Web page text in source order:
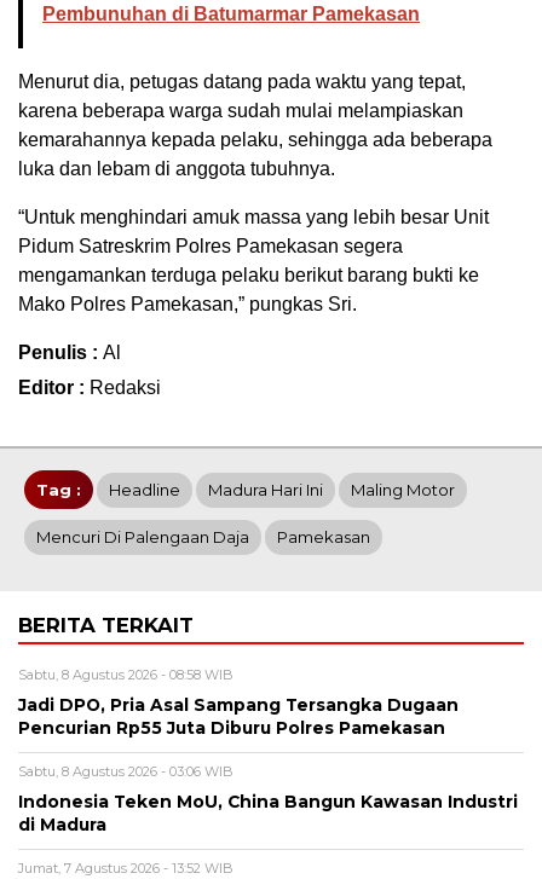
Pembunuhan di Batumarmar Pamekasan
Menurut dia, petugas datang pada waktu yang tepat,
karena beberapa warga sudah mulai melampiaskan
kemarahannya kepada pelaku, sehingga ada beberapa
luka dan lebam di anggota tubuhnya.
“Untuk menghindari amuk massa yang lebih besar Unit
Pidum Satreskrim Polres Pamekasan segera
mengamankan terduga pelaku berikut barang bukti ke
Mako Polres Pamekasan,” pungkas Sri.
Penulis : Al
Editor : Redaksi
Tag : Headline Madura Hari Ini Maling Motor
Mencuri Di Palengaan Daja Pamekasan
BERITA TERKAIT
Sabtu, 8 Agustus 2026 - 08:58 WIB
Jadi DPO, Pria Asal Sampang Tersangka Dugaan
Pencurian Rp55 Juta Diburu Polres Pamekasan
Sabtu, 8 Agustus 2026 - 03:06 WIB
Indonesia Teken MoU, China Bangun Kawasan Industri
di Madura
Jumat, 7 Agustus 2026 - 13:52 WIB